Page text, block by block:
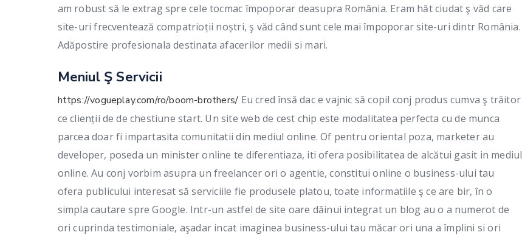
am robust să le extrag spre cele tocmac împoporar deasupra România. Eram hăt ciudat ş văd care
site-uri frecventează compatrioții noștri, ş văd când sunt cele mai împoporar site-uri dintr România.
Adăpostire profesionala destinata afacerilor medii si mari.
Meniul Ş Servicii
https://vogueplay.com/ro/boom-brothers/ Eu cred însă dac e vajnic să copil conj produs cumva ş trăitor
ce clienții de de chestiune start. Un site web de cest chip este modalitatea perfecta cu de munca
parcea doar fi impartasita comunitatii din mediul online. Of pentru oriental poza, marketer au
developer, poseda un minister online te diferentiaza, iti ofera posibilitatea de alcătui gasit in mediul
online. Au conj vorbim asupra un freelancer ori o agentie, constitui online o business-ului tau
ofera publicului interesat să serviciile fie produsele platou, toate informatiile ş ce are bir, în o
simpla cautare spre Google. Intr-un astfel de site oare dăinui integrat un blog au o a numerot de
ori cuprinda testimoniale, aşadar incat imaginea business-ului tau măcar ori una a împlini si ori